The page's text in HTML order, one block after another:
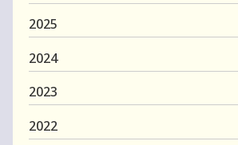
2025
2024
2023
2022